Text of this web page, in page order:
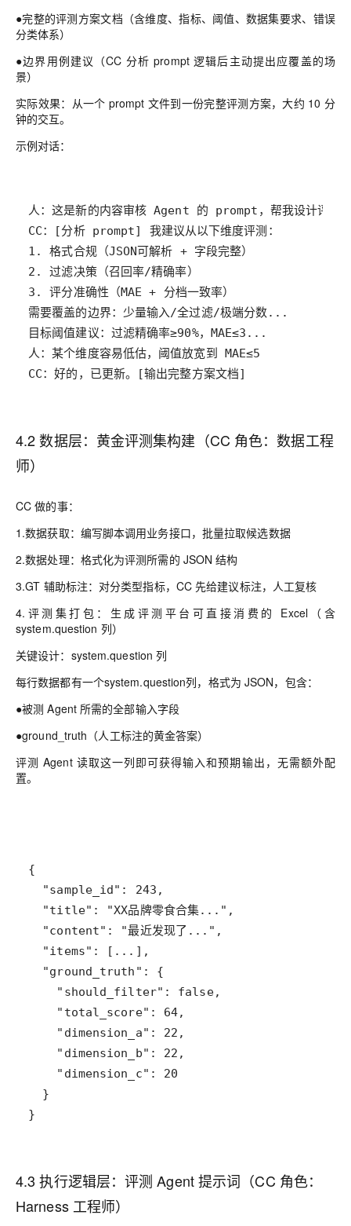
●完整的评测方案文档（含维度、指标、阈值、数据集要求、错误
分类体系）
●边界用例建议（CC 分析 prompt 逻辑后主动提出应覆盖的场
景）
实际效果：从一个 prompt 文件到一份完整评测方案，大约 10 分
钟的交互。
示例对话：
CC：好的，已更新。[输出完整方案文档]
4.2 数据层： 黄金评测集构建（CC 角色：数据工程
师）
CC 做的事：
1.数据获取：编写脚本调用业务接口，批量拉取候选数据
2.数据处理：格式化为评测所需的 JSON 结构
3.GT 辅助标注：对分类型指标，CC 先给建议标注，人工复核
4. 评测集打包 ：生成评测平台可直接消费的 Excel（含
system.question 列）
关键设计：system.question 列
每行数据都有一个system.question列，格式为 JSON，包含：
●被测 Agent 所需的全部输入字段
●ground_truth（人工标注的黄金答案）
评测 Agent 读取这一列即可获得输入和预期输出，无需额外配
置。
}
4.3 执行逻辑层：评测 Agent 提示词 （CC 角色：
Harness 工程师）